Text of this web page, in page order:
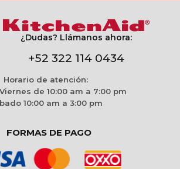
¿Dudas? Llámanos ahora:
+52 322 114 0434
Horario de atención:
de 10:00 am a 7:00 pm
10:00 am a 3:00 pm
FORMAS DE PAGO